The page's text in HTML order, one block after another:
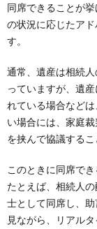
同席できることが
の状況に応じたア
す。
通常、遺産は相続
っていますが、遺
れている場合など
い場合には、家庭
を挟んで協議するこ
このときに同席で
たとえば、相続人
士として同席し、
見ながら、リアル